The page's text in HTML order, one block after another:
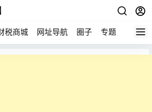
税商城 网址导航 圈子 专题 会计问